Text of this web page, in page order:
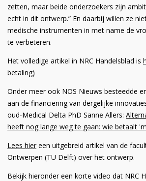
zetten, maar beide onderzoekers zijn
echt in dit ontwerp.” En daarbij willen ze
medische instrumenten in met name de
te verbeteren.
Het volledige artikel in NRC Handelsblad is
betaling)
Onder meer ook NOS Nieuws besteedde
aan de financiering van dergelijke
oud-Medical Delta PhD Sanne Allers:
heeft nog lange weg te gaan: wie betaalt
Lees hiereen uitgebreid artikel van de
Ontwerpen (TU Delft) over het ontwerp.
Bekijk hieronder een korte video dat NRC